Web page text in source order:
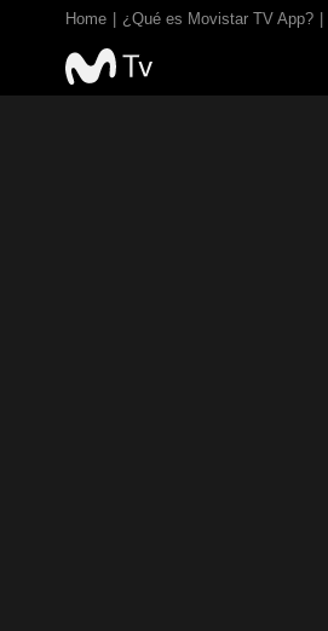
Home ¿Qué es Movistar TV App?